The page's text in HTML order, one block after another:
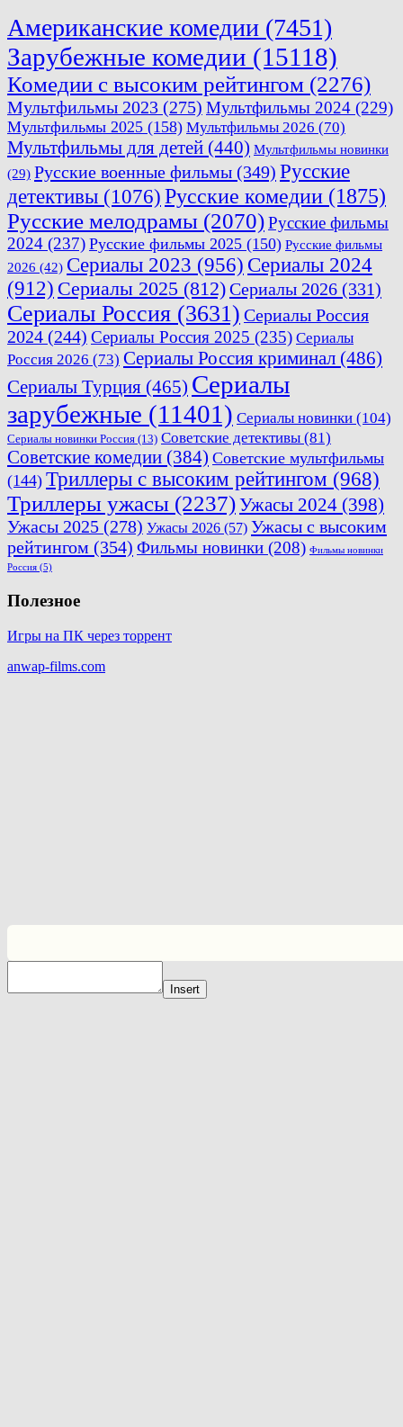
Американские комедии (7451)
Зарубежные комедии (15118)
Комедии с высоким рейтингом (2276)
Мультфильмы 2023 (275) Мультфильмы 2024 (229)
Мультфильмы 2025 (158) Мультфильмы 2026 (70)
Мультфильмы для детей (440) Мультфильмы новинки
(29) Русские военные фильмы (349) Русские
детективы (1076)Русские комедии (1875)
Русские мелодрамы (2070)Русские фильмы
2024 (237) Русские фильмы 2025 (150) Русские фильмы
2026 (42) Сериалы 2023 (956) Сериалы 2024
(912) Сериалы 2025 (812)Сериалы 2026 (331)
Сериалы Россия (3631) Сериалы Россия
2024 (244) Сериалы Россия 2025 (235) Сериалы
Россия 2026 (73) Сериалы Россия криминал (486)
Сериалы Турция (465) Сериалы
зарубежные (11401) Сериалы новинки (104)
Сериалы новинки Россия (13) Советские детективы (81)
Советские комедии (384) Советские мультфильмы
(144) Триллеры с высоким рейтингом (968)
Триллеры ужасы (2237)Ужасы 2024 (398)
Ужасы 2025 (278) Ужасы 2026 (57) Ужасы с высоким
рейтингом (354) Фильмы новинки (208) Фильмы новинки
Россия (5)
Полезное
Игры на ПК через торрент
anwap-films.com
Insert